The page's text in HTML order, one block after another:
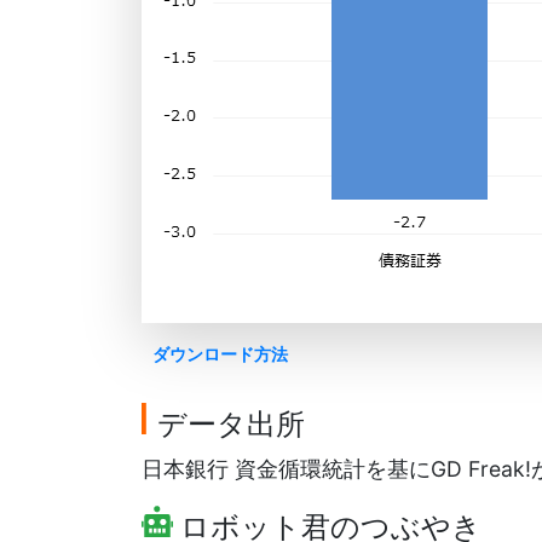
ダウンロード方法
データ出所
日本銀行 資金循環統計を基にGD Freak!
ロボット君のつぶやき